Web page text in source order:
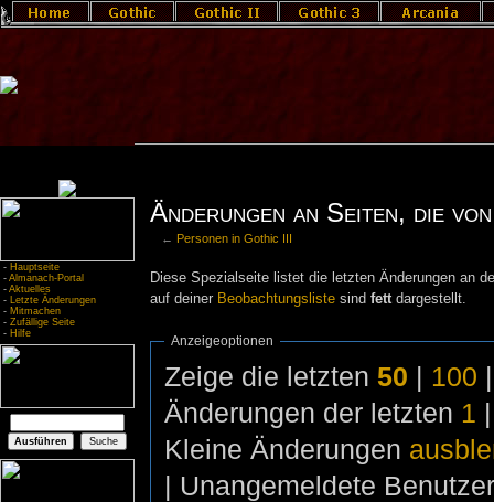
- Hauptseite
- Almanach-Portal
- Aktuelles
- Letzte Änderungen
- Mitmachen
- Zufällige Seite
- Hilfe
Änderungen an Seiten, die
← Personen in Gothic III
Diese Spezialseite listet die letzten Änderungen an
auf deiner Beobachtungslistesind fettdargestellt.
Anzeigeoptionen
Zeige die letzten 50 | 100
Änderungen der letzten 1
Kleine Änderungen
| Unangemeldete